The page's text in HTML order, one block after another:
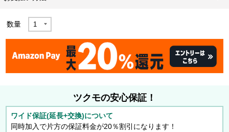
数量
ツクモの安心保証！
ワイド保証(延長+交換)について
同時加入で片方の保証料金が20％割引になります！